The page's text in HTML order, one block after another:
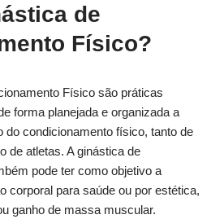
de
Físico?
Físico são práticas
forma planejada e organizada a
do condicionamento físico, tanto de
de atletas. A ginástica de
pode ter como objetivo a
corporal para saúde ou por estética,
ganho de massa muscular.